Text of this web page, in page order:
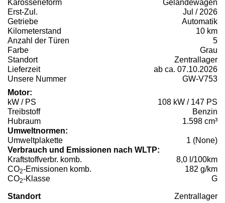
Karosserieform
Geländewagen
Erst-Zul.
Jul / 2026
Getriebe
Automatik
Kilometerstand
10 km
Anzahl der Türen
5
Farbe
Grau
Standort
Zentrallager
Lieferzeit
ab ca. 07.10.2026
Unsere Nummer
GW-V753
Motor:
kW / PS
108 kW / 147 PS
Treibstoff
Benzin
Hubraum
1.598 cm³
Umweltnormen:
Umweltplakette
1 (None)
Verbrauch und Emissionen nach WLTP:
Kraftstoffverbr. komb.
8,0 l/100km
CO2-Emissionen komb.
182 g/km
CO2-Klasse G
Standort Zentrallager